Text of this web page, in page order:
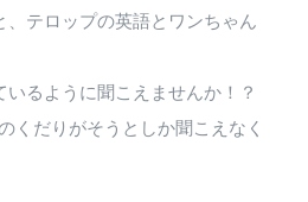
テロップの英語とワンちゃん
るように聞こえませんか！？
くだりがそうとしか聞こえなく